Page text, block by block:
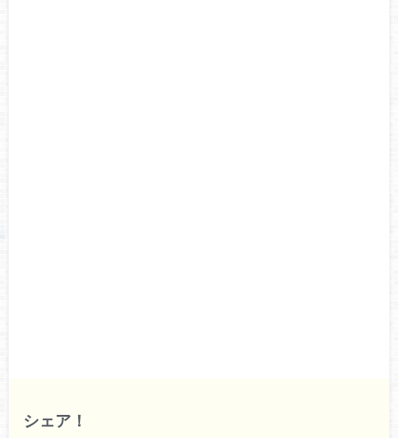
シェア！